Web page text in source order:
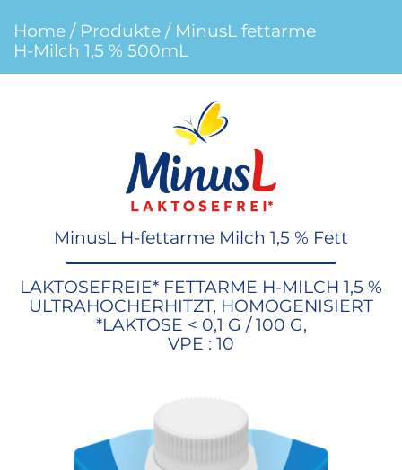
Home / Produkte / MinusL fettarme
H-Milch 1,5 % 500mL
MinusL H-fettarme Milch 1,5 % Fett
LAKTOSEFREIE* FETTARME H-MILCH 1,5 %
ULTRAHOCHERHITZT, HOMOGENISIERT
*LAKTOSE < 0,1 G / 100 G,
VPE : 10